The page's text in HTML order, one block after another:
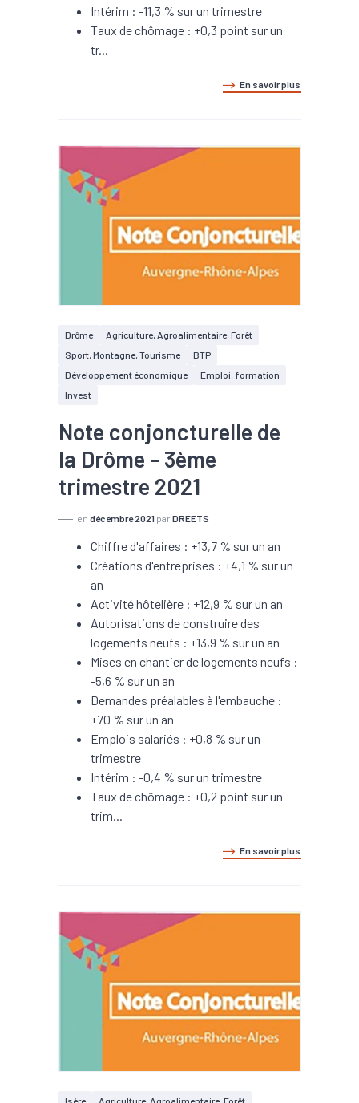
Intérim : -11,3 % sur un trimestre
Taux de chômage : +0,3 point sur un
tr...
En savoir plus
Drôme
Agriculture, Agroalimentaire, Forêt
Sport, Montagne, Tourisme
BTP
Développement économique
Emploi, formation
Invest
Note conjoncturelle de
la Drôme - 3ème
trimestre 2021
en décembre 2021 par DREETS
Chiffre d'affaires : +13,7 % sur un an
Créations d'entreprises : +4,1 % sur un
an
Activité hôtelière : +12,9 % sur un an
Autorisations de construire des
logements neufs : +13,9 % sur un an
Mises en chantier de logements neufs :
-5,6 % sur un an
Demandes préalables à l'embauche :
+70 % sur un an
Emplois salariés : +0,8 % sur un
trimestre
Intérim : -0,4 % sur un trimestre
Taux de chômage : +0,2 point sur un
trim...
En savoir plus
Isère Agriculture, Agroalimentaire, Forêt